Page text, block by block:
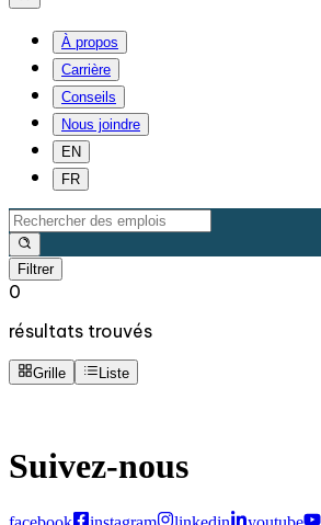
À propos
Carrière
Conseils
Nous joindre
EN
FR
Filtrer
0
résultats trouvés
Grille Liste
Suivez-nous